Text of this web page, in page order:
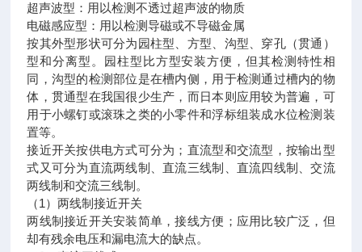
超声波型：用以检测不透过超声波的物质
电磁感应型：用以检测导磁或不导磁金属
按其外型形状可分为园柱型、方型、沟型、穿孔（贯通）
型和分离型。园柱型比方型安装方便，但其检测特性相
同，沟型的检测部位是在槽内侧，用于检测通过槽内的物
体，贯通型在我国很少生产，而日本则应用较为普遍，可
用于小螺钉或滚珠之类的小零件和浮标组装成水位检测装
置等。
接近开关按供电方式可分为；直流型和交流型，按输出型
式又可分为直流两线制、直流三线制、直流四线制、交流
两线制和交流三线制。
（1）两线制接近开关
两线制接近开关安装简单，接线方便；应用比较广泛，但
却有残余电压和漏电流大的缺点。